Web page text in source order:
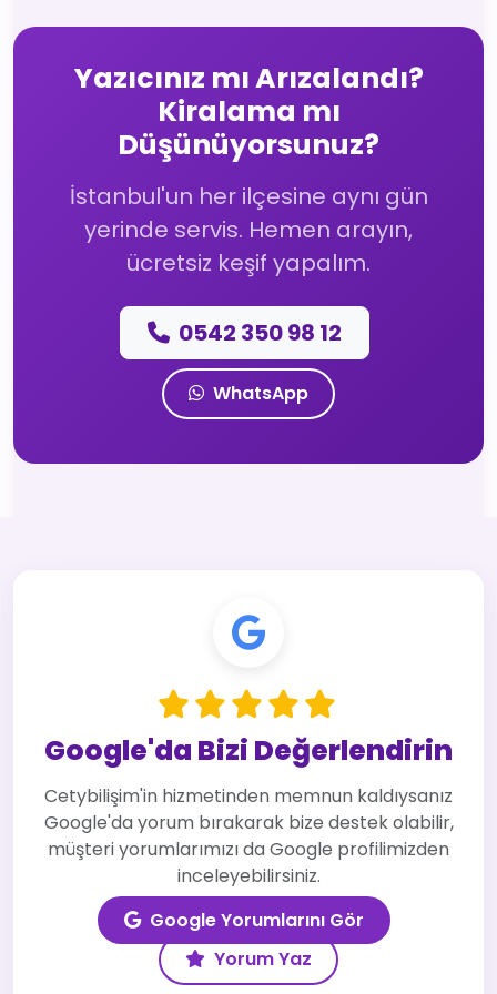
Yazıcınız mı Arızalandı?
Kiralama mı
Düşünüyorsunuz?
İstanbul'un her ilçesine aynı gün
yerinde servis. Hemen arayın,
ücretsiz keşif yapalım.
0542 350 98 12
WhatsApp
Google'da Bizi Değerlendirin
Cetybilişim'in hizmetinden memnun kaldıysanız
Google'da yorum bırakarak bize destek olabilir,
müşteri yorumlarımızı da Google profilimizden
inceleyebilirsiniz.
Google Yorumlarını Gör
Yorum Yaz